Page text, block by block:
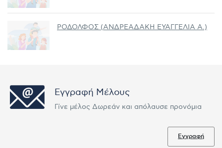
ΡΟΔΟΛΦΟΣ (ΑΝΔΡΕΑΔΑΚΗ ΕΥΑΓΓΕΛΙΑ Α.)
Εγγραφή Μέλους
Γίνε μέλος Δωρεάν και απόλαυσε προνόμια
Εγγραφή